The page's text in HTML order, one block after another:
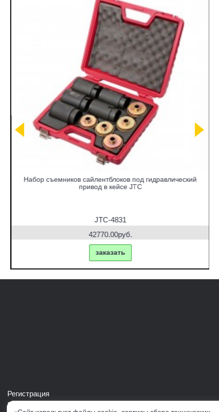
Набор съемников сайлентблоков под гидравлический
привод в кейсе JTC
JTC-4831
42770.00руб.
заказать
Регистрация
Войти в свой аккаунт